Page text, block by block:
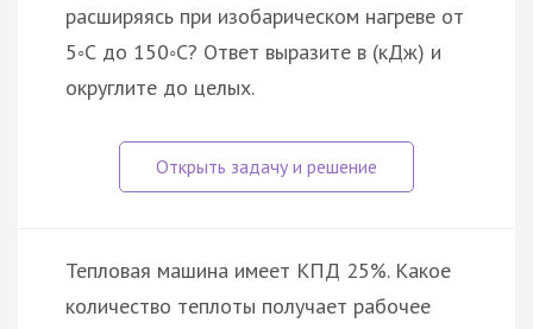
расширяясь при изобарическом нагреве от
5◦С до 150◦С? Ответ выразите в (кДж) и
округлите до целых.
Тепловая машина имеет КПД 25%. Какое
количество теплоты получает рабочее